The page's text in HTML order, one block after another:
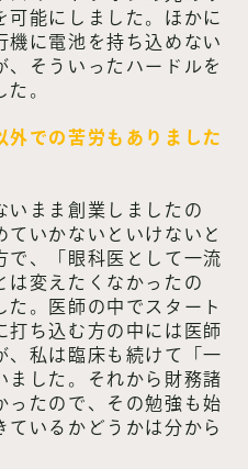
可能にしました。ほかに
機に電池を持ち込めない
、そういったハードルを
。
での苦労もありました
いまま創業しましたの
ていかないといけないと
で、「眼科医として一流
は変えたくなかったの
た。医師の中でスタート
打ち込む方の中には医師
、私は臨床も続けて「一
ました。それから財務諸
ったので、その勉強も始
ているかどうかは分から